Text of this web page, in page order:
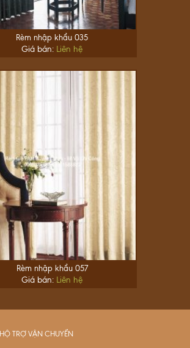
Rèm nhập khẩu 035
Giá bán: Liên hệ
Rèm nhập khẩu 057
Giá bán: Liên hệ
HỘ TRỢ VẬN CHUYỂN